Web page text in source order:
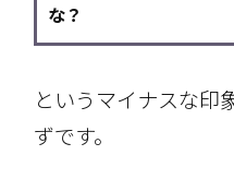
な？
というマイナスな印
ずです。